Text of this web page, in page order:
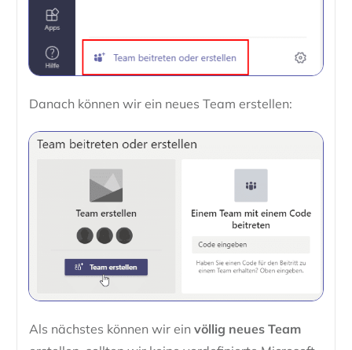
Danach können wir ein neues Team erstellen:
Als nächstes können wir ein völlig neues Team